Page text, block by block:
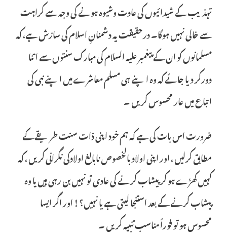
تہذیب کے شیدائیوں کی عادت وشیوہ ہونے کی وجہ سے کراہت
سے خالی نہیں ہوگا۔ درحقیقت یہ دشمنانِ اسلام کی سازش ہے، کہ
مسلمانوں کو ان کے پیغمبر علیہ السلام کی مبارک سنتوں سے اتنا
دورکر دیا جائے کہ وہ اپنے ہی مسلم معاشرے میں اپنے نبی کی
اتباع میں عار محسوس کریں ۔
ضرورت اس بات کی ہے کہ ہم خود اپنی ذات سنت طریقے کے
مطابق کرلیں ، اور اپنی اولاد بالخصوص نابالغ اولادکی نگرانی کریں ، کہ
کہیں کھڑے ہو کر پیشاب کرنے کی عادی تو نہیں بن رہی ہیں یا وہ
پیشاب کرنے کے بعد استنجا لیتی ہے یا نہیں؟ ! اور اگر ایسا
محسوس ہو تو فوراً مناسب تنبیہ کریں ۔